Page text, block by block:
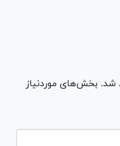
شد. بخش‌های موردنیاز